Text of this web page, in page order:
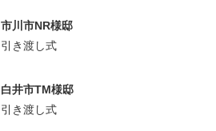
市川市NR様邸
引き渡し式
白井市TM様邸
引き渡し式